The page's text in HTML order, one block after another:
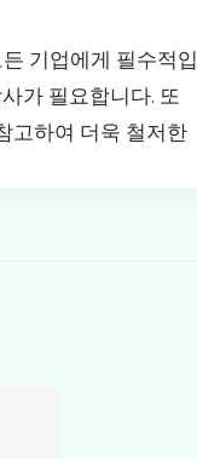
기업에게 필수적입
가 필요합니다. 또
고하여 더욱 철저한